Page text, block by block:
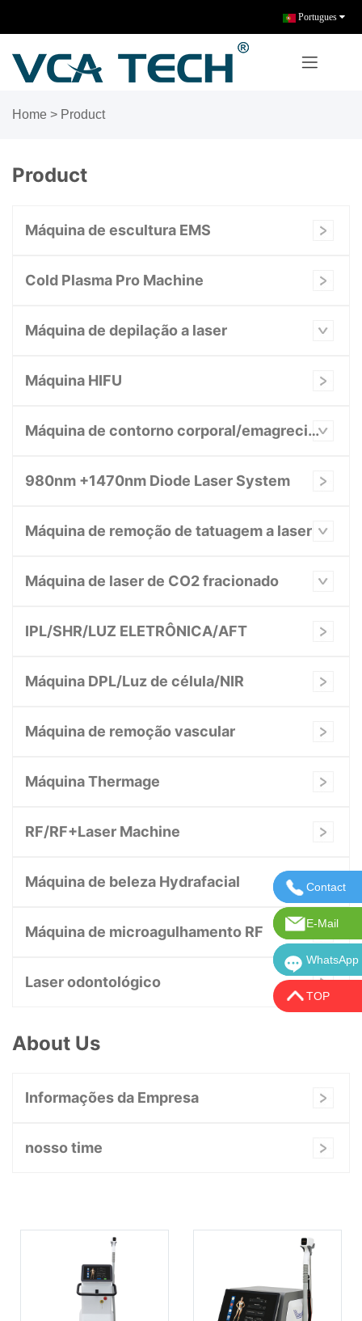
Portugues
Home > Product
Product
Máquina de escultura EMS
Cold Plasma Pro Machine
Máquina de depilação a laser
Máquina HIFU
Máquina de contorno corporal/emagrecimento
980nm +1470nm Diode Laser System
Máquina de remoção de tatuagem a laser
Máquina de laser de CO2 fracionado
IPL/SHR/LUZ ELETRÔNICA/AFT
Máquina DPL/Luz de célula/NIR
Máquina de remoção vascular
Máquina Thermage
RF/RF+Laser Machine
Máquina de beleza Hydrafacial
Máquina de microagulhamento RF
Laser odontológico
About Us
Informações da Empresa
nosso time
Contact
Entre em
E-Mail
E-mail:
WhatsApp
TOP